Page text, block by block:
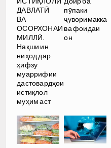
ДАВЛАТӢ
ВА
ОСОРХОНАИ
МИЛЛӢ.
Нақши ин
ниҳод дар
ҳифзу
муаррифии
дастовардҳои
истиқлол
муҳим аст
пӯпаки
ҷуворимакка
ва фоидаи
он